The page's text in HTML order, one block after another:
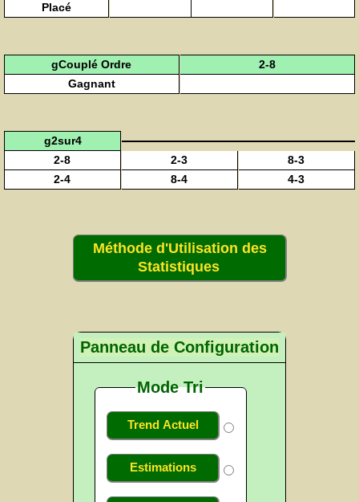
Placé
gCouplé Ordre
2-8
Gagnant
g2sur4
2-8
2-3
8-3
2-4
8-4 4-3
Méthode d'Utilisation des
Statistiques
Panneau de Configuration
Mode Tri
Trend Actuel
Estimations